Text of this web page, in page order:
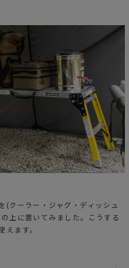
(クーラー・ジャグ・ディッシュ
上に置いてみました。こうする
えます。